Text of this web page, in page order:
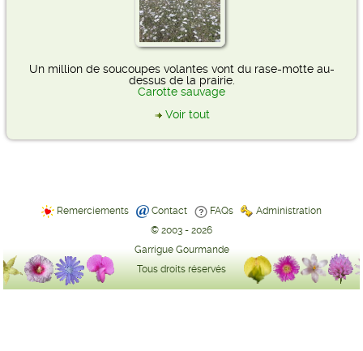
Un million de soucoupes volantes vont du rase-motte au-
dessus de la prairie.
Carotte sauvage
Voir tout
Remerciements Contact FAQs
Administration
© 2003 - 2026
Garrigue Gourmande
Tous droits réservés